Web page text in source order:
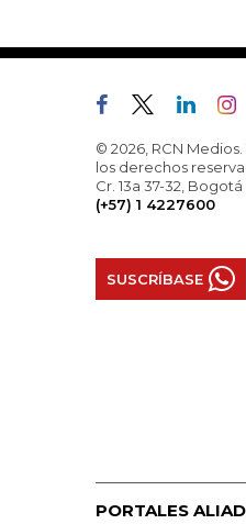
© 2026, RCN Medios.
los derechos
Cr. 13a 37-32, Bogotá
(+57) 1 4227600
SUSCRÍBASE
PORTALES